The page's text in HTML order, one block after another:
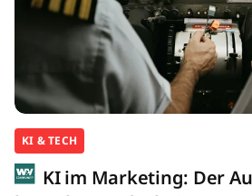
KI & TECH
KI im Marketing: Der